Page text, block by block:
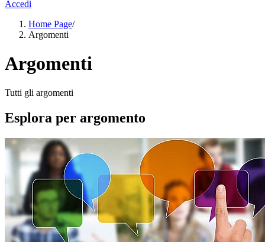
Accedi
Home Page/
Argomenti
Argomenti
Tutti gli argomenti
Esplora per argomento